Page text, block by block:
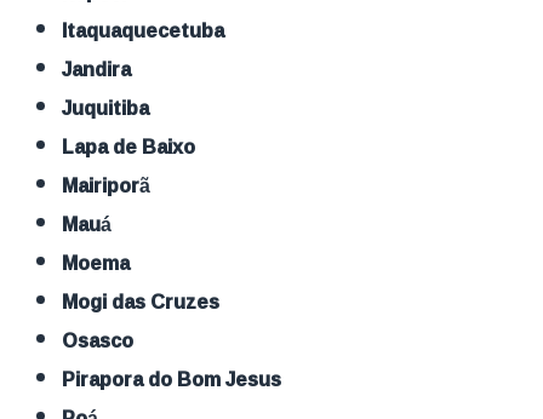
Itaquaquecetuba
Jandira
Juquitiba
Lapa de Baixo
Mairiporã
Mauá
Moema
Mogi das Cruzes
Osasco
Pirapora do Bom Jesus